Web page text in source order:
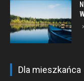
Dla mieszkańca